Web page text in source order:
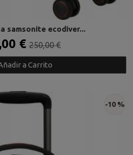
samsonite ecodiver...
€250,00 €
a Carrito
-10 %